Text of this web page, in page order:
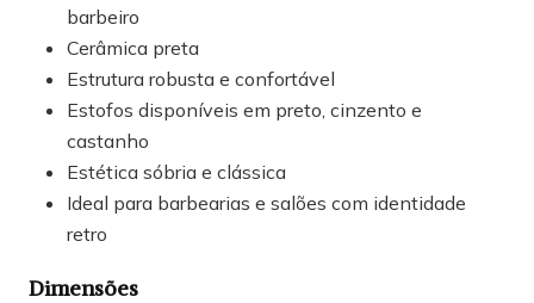
barbeiro
Cerâmica preta
Estrutura robusta e confortável
Estofos disponíveis em preto, cinzento e
castanho
Estética sóbria e clássica
Ideal para barbearias e salões com identidade
retro
Dimensões